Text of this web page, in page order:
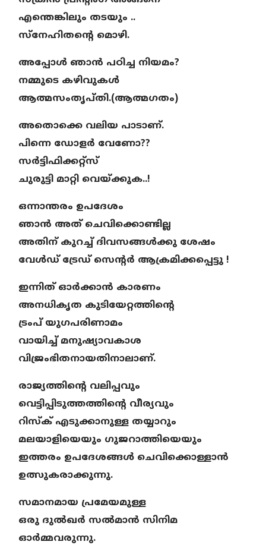
എന്തെങ്കിലും തടയും ..
സ്നേഹിതന്റെ മൊഴി.
അപ്പോൾ ഞാൻ പഠിച്ച നിയമം?
നമ്മുടെ കഴിവുകൾ
ആത്മസംതൃപ്തി.(ആത്മഗതം)
അതൊക്കെ വലിയ പാടാണ്.
പിന്നെ ഡോളർ വേണോ??
സർട്ടിഫിക്കറ്റ്സ്
ചുരുട്ടി മാറ്റി വെയ്ക്കുക..!
ഒന്നാന്തരം ഉപദേശം
ഞാൻ അത് ചെവിക്കൊണ്ടില്ല
അതിന് കുറച്ച് ദിവസങ്ങൾക്കു ശേഷം
വേള്‍ഡ് ട്രേഡ് സെന്റര്‍ ആക്രമിക്കപ്പെട്ടു !
ഇന്നിത് ഓർക്കാൻ കാരണം
അനധികൃത കുടിയേറ്റത്തിന്റെ
ട്രംപ് യുഗപരിണാമം
വായിച്ച് മനുഷ്യാവകാശ
വിജ്രംഭിതനായതിനാലാണ്.
രാജ്യത്തിന്റെ വലിപ്പവും
വെട്ടിപ്പിടുത്തത്തിന്റെ വീര്യവും
റിസ്ക് എടുക്കാനുള്ള തയ്യാറും
മലയാളിയെയും ഗുജറാത്തിയെയും
ഇത്തരം ഉപദേശങ്ങൾ ചെവിക്കൊള്ളാൻ
ഉത്സുകരാക്കുന്നു.
സമാനമായ പ്രമേയമുള്ള
ഒരു ദുൽഖർ സൽമാൻ സിനിമ
ഓർമ്മവരുന്നു.